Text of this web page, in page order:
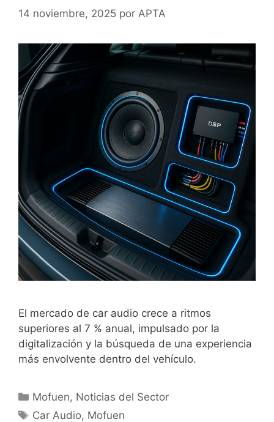
14 noviembre, 2025 por APTA
El mercado de car audio crece a ritmos
superiores al 7 % anual, impulsado por la
digitalización y la búsqueda de una experiencia
más envolvente dentro del vehículo.
Mofuen, Noticias del Sector
Car Audio, Mofuen